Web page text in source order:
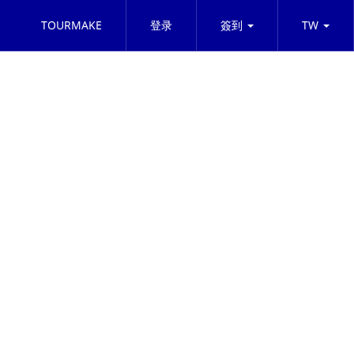
TOURMAKE 登录 簽到 TW